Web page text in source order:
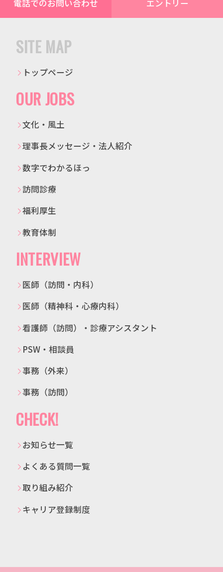
電話でのお問い合わせ エントリー
SITE MAP
トップページ
OUR JOBS
文化・風土
理事長メッセージ・法人紹介
数字でわかるほっ
訪問診療
福利厚生
教育体制
INTERVIEW
医師（訪問・内科）
医師（精神科・心療内科）
看護師（訪問）・診療アシスタント
PSW・相談員
事務（外来）
事務（訪問）
CHECK!
お知らせ一覧
よくある質問一覧
取り組み紹介
キャリア登録制度